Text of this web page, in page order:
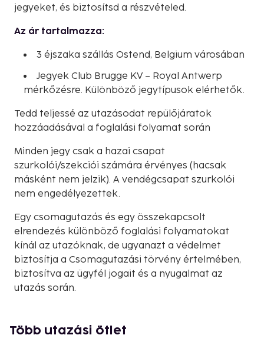
jegyeket, és biztosítsd a részvételed.
Az ár tartalmazza:
3 éjszaka szállás Ostend, Belgium városában
Jegyek Club Brugge KV – Royal Antwerp
mérkőzésre. Különböző jegytípusok elérhetők.
Tedd teljessé az utazásodat repülőjáratok
hozzáadásával a foglalási folyamat során
Minden jegy csak a hazai csapat
szurkolói/szekciói számára érvényes (hacsak
másként nem jelzik). A vendégcsapat szurkolói
nem engedélyezettek.
Egy csomagutazás és egy összekapcsolt
elrendezés különböző foglalási folyamatokat
kínál az utazóknak, de ugyanazt a védelmet
biztosítja a Csomagutazási törvény értelmében,
biztosítva az ügyfél jogait és a nyugalmat az
utazás során.
Több utazási ötlet